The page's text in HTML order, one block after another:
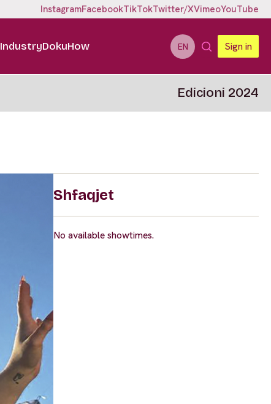
InstagramFacebookTikTokTwitter/XVimeoYouTube
IndustryDokuHow EN Sign in
Edicioni 2024
Shfaqjet
No available showtimes.